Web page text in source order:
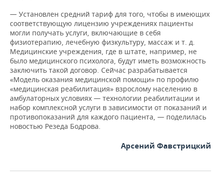
— Установлен средний тариф для того, чтобы в имеющих
соответствующую лицензию учреждениях пациенты
могли получать услуги, включающие в себя
физиотерапию, лечебную физкультуру, массаж и т. д.
Медицинские учреждения, где в штате, например, не
было медицинского психолога, будут иметь возможность
заключить такой договор. Сейчас разрабатывается
«Модель оказания медицинской помощи» по профилю
«медицинская реабилитация» взрослому населению в
амбулаторных условиях — технологии реабилитации и
набор комплексной услуги в зависимости от показаний и
противопоказаний для каждого пациента, — поделилась
новостью Резеда Бодрова.
Арсений Фавстрицкий